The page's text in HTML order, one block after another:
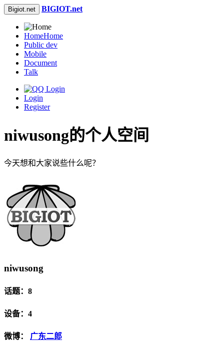
Bigiot.net BIGIOT.net
HomeHome
Public dev
Mobile
Document
Talk
Login
Register
niwusong的个人空间
今天想和大家说些什么呢？
niwusong
话题：8
设备：4
微博： 广东二郎